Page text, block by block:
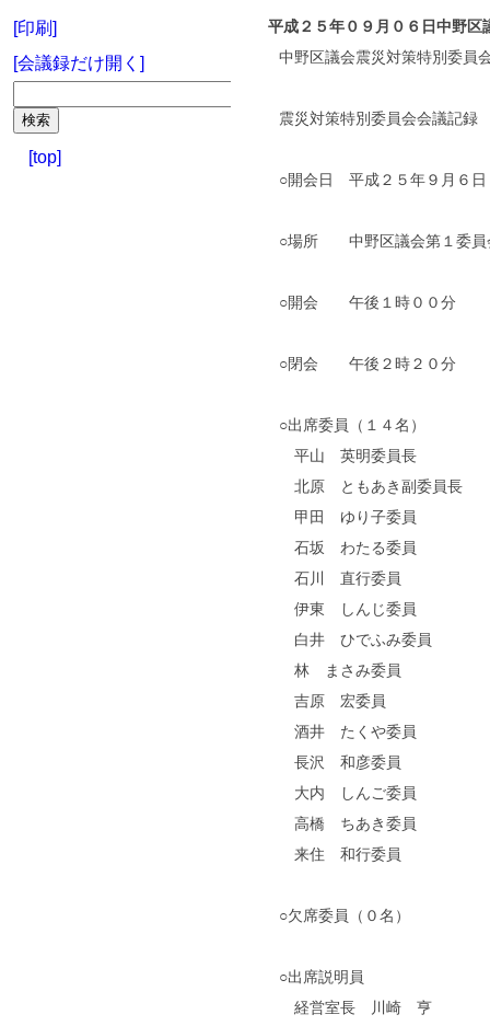
[印刷]
[会議録だけ開く]
[top]
平成２５年０９月０６日中野
中野区議会震災対策特別委員
震災対策特別委員会会議記録
○開会日 平成２５年９月６日
○場所 中野区議会第１委員
○開会 午後１時００分
○閉会 午後２時２０分
○出席委員（１４名）
平山 英明委員長
北原 ともあき副委員長
甲田 ゆり子委員
石坂 わたる委員
石川 直行委員
伊東 しんじ委員
白井 ひでふみ委員
林 まさみ委員
吉原 宏委員
酒井 たくや委員
長沢 和彦委員
大内 しんご委員
高橋 ちあき委員
来住 和行委員
○欠席委員（０名）
○出席説明員
経営室長 川崎 亨